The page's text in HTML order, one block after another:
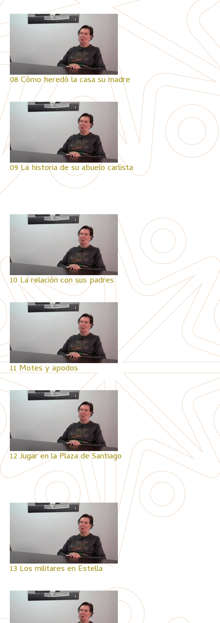
08 Cómo heredó la casa su madre
09 La historia de su abuelo carlista
10 La relación con sus padres
11 Motes y apodos
12 Jugar en la Plaza de Santiago
13 Los militares en Estella